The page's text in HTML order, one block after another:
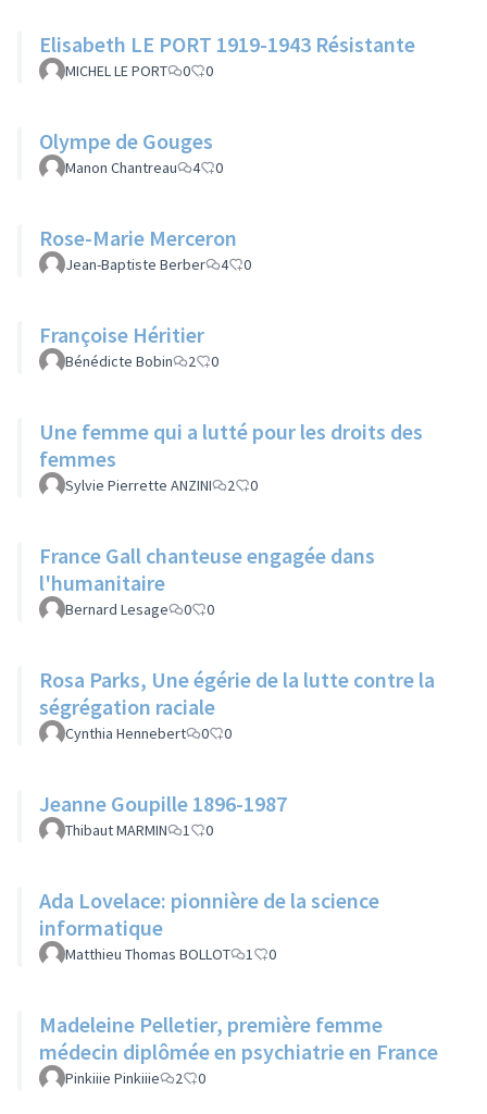
Elisabeth LE PORT 1919-1943 Résistante
MICHEL LE PORT 0 0
Olympe de Gouges
Manon Chantreau 4 0
Rose-Marie Merceron
Jean-Baptiste Berber 4 0
Françoise Héritier
Bénédicte Bobin 2 0
Une femme qui a lutté pour les droits des
femmes
Sylvie Pierrette ANZINI 2 0
France Gall chanteuse engagée dans
l'humanitaire
Bernard Lesage 0 0
Rosa Parks, Une égérie de la lutte contre la
ségrégation raciale
Cynthia Hennebert 0 0
Jeanne Goupille 1896-1987
Thibaut MARMIN 1 0
Ada Lovelace: pionnière de la science
informatique
Matthieu Thomas BOLLOT 1 0
Madeleine Pelletier, première femme
médecin diplômée en psychiatrie en France
Pinkiiie Pinkiiie 2 0